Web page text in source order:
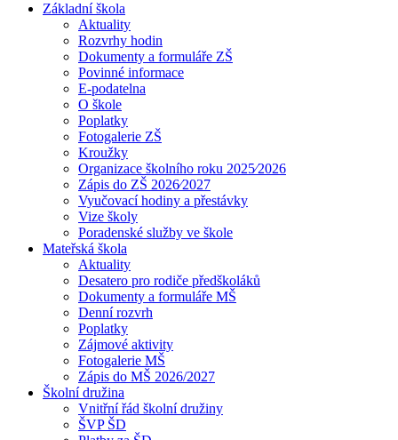
Základní škola
Aktuality
Rozvrhy hodin
Dokumenty a formuláře ZŠ
Povinné informace
E-podatelna
O škole
Poplatky
Fotogalerie ZŠ
Kroužky
Organizace školního roku 2025⁄2026
Zápis do ZŠ 2026⁄2027
Vyučovací hodiny a přestávky
Vize školy
Poradenské služby ve škole
Mateřská škola
Aktuality
Desatero pro rodiče předškoláků
Dokumenty a formuláře MŠ
Denní rozvrh
Poplatky
Zájmové aktivity
Fotogalerie MŠ
Zápis do MŠ 2026/2027
Školní družina
Vnitřní řád školní družiny
ŠVP ŠD